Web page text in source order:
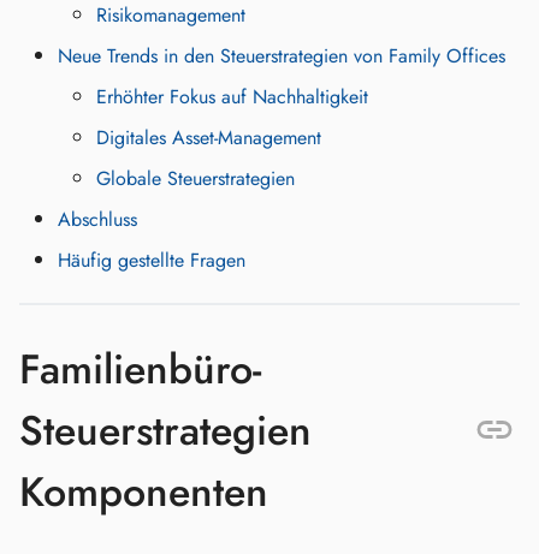
Risikomanagement
Neue Trends in den Steuerstrategien von Family Offices
Erhöhter Fokus auf Nachhaltigkeit
Digitales Asset-Management
Globale Steuerstrategien
Abschluss
Häufig gestellte Fragen
Familienbüro-
Steuerstrategien
Komponenten